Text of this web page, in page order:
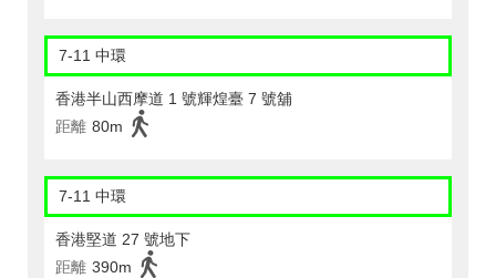
7-11 中環
香港半山西摩道 1 號輝煌臺 7 號舖
距離 80m
7-11 中環
香港堅道 27 號地下
距離 390m